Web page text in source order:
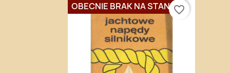
OBECNIE BRAK NA STANIEfavorite_border